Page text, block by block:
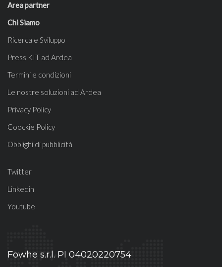
Area partner
Chi Siamo
Ricerca e Sviluppo
Press KIT ad Ardea
Termini e condizioni
Le nostre soluzioni ad Ardea
Privacy Policy
Coockie Policy
Obblighi di pubblicità
Twitter
Linkedin
Youtube
Fowhe s.r.l. PI 04020220754